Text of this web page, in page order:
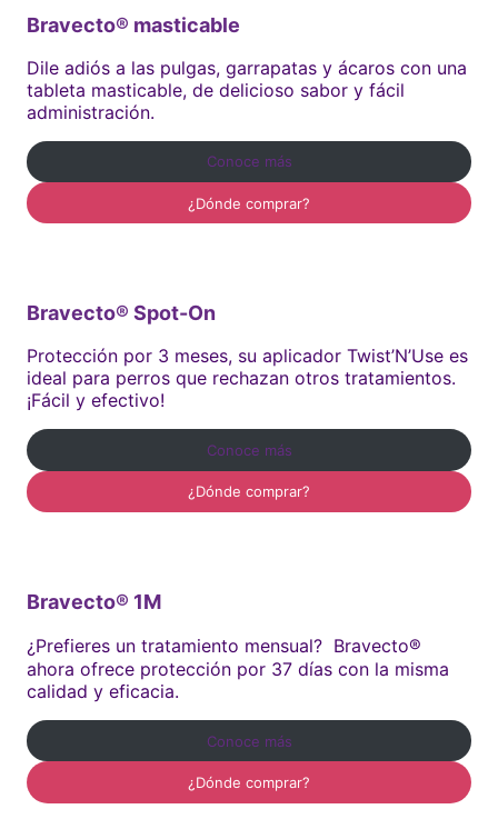
Bravecto® masticable
Dile adiós a las pulgas, garrapatas y ácaros con una
tableta masticable, de delicioso sabor y fácil
administración.
Conoce más
¿Dónde comprar?
Bravecto® Spot-On
Protección por 3 meses, su aplicador Twist’N’Use es
ideal para perros que rechazan otros tratamientos.
¡Fácil y efectivo!
Conoce más
¿Dónde comprar?
Bravecto® 1M
¿Prefieres un tratamiento mensual? Bravecto®
ahora ofrece protección por 37 días con la misma
calidad y eficacia.
Conoce más
¿Dónde comprar?